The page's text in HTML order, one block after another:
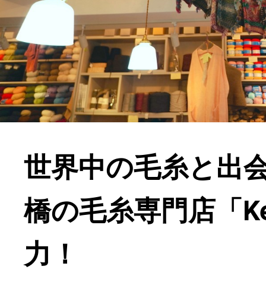
世界中の毛糸と出
橋の毛糸専門店「
力！